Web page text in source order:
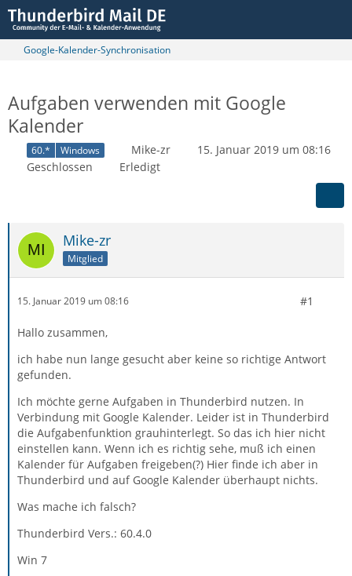
Google-Kalender-Synchronisation
Aufgaben verwenden mit Google
Kalender
60.* Windows Mike-zr
15. Januar 2019 um 08:16
Geschlossen
Erledigt
Mike-zr
Mitglied
15. Januar 2019 um 08:16 #1
Hallo zusammen,
ich habe nun lange gesucht aber keine so richtige Antwort
gefunden.
Ich möchte gerne Aufgaben in Thunderbird nutzen. In
Verbindung mit Google Kalender. Leider ist in Thunderbird
die Aufgabenfunktion grauhinterlegt. So das ich hier nicht
einstellen kann. Wenn ich es richtig sehe, muß ich einen
Kalender für Aufgaben freigeben(?) Hier finde ich aber in
Thunderbird und auf Google Kalender überhaupt nichts.
Was mache ich falsch?
Thunderbird Vers.: 60.4.0
Win 7